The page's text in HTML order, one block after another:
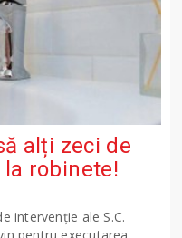
alți zeci de
robinete!
intervenție ale S.C.